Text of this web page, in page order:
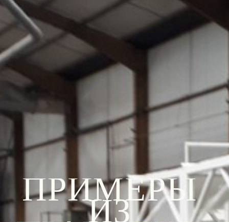
ПРИМЕРЫ
ИЗ